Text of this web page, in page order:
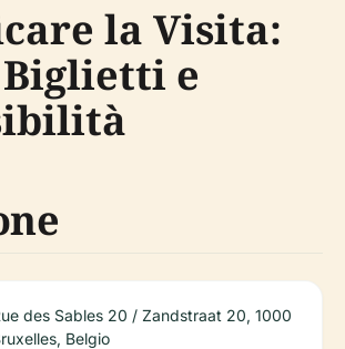
la Visita:
e
des Sables 20 / Zandstraat 20, 1000
Belgio